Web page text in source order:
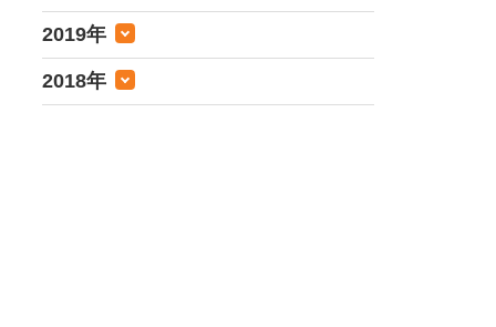
2019年
2018年